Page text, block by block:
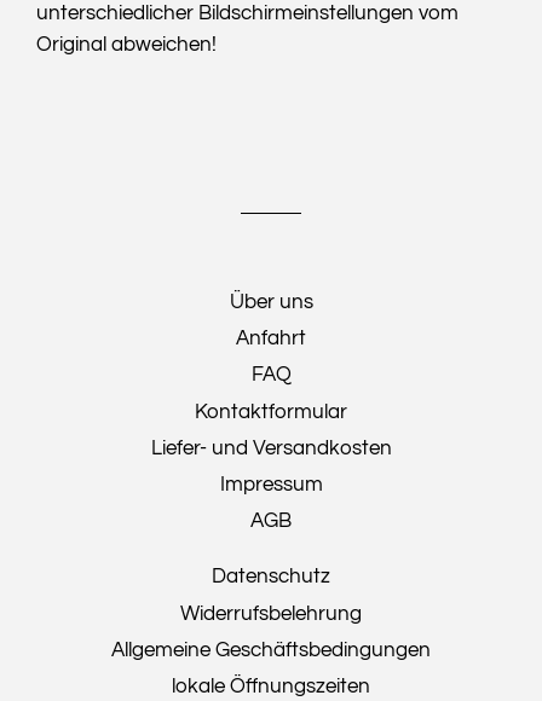
unterschiedlicher Bildschirmeinstellungen vom
Original abweichen!
Über uns
Anfahrt
FAQ
Kontaktformular
Liefer- und Versandkosten
Impressum
AGB
Datenschutz
Widerrufsbelehrung
Allgemeine Geschäftsbedingungen
lokale Öffnungszeiten